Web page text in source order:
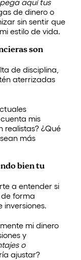
aquí tus
de dinero o
sin sentir que
estilo de vida.
son
de disciplina,
aterrizadas
mis
realistas? ¿Qué
más
bien tu
a entender si
forma
inversiones.
mi dinero
y
o
ajustar?